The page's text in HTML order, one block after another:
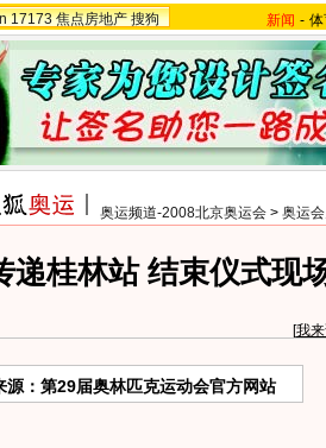
17173 焦点房地产 搜狗 新闻 -
奥运频道-2008北京奥运会 > 奥运
递桂林站 结束仪式现
[我
源：第29届奥林匹克运动会官方网站